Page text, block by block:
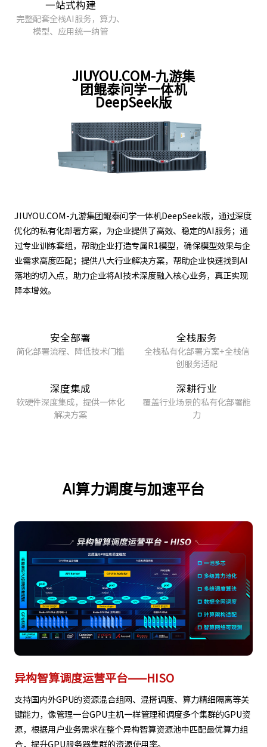
完整配套全栈AI服务，算力、
模型、应用统一纳管
团鲲泰问学一体机
DeepSeek版
优化的私有化部署方案，为企业提供了高效、稳定的AI服务；通
过专业训练套组，帮助企业打造专属R1模型，确保模型效果与企
业需求高度匹配；提供八大行业解决方案，帮助企业快速找到AI
落地的切入点，助力企业将AI技术深度融入核心业务，真正实现
降本增效。
简化部署流程、降低技术门槛
全栈私有化部署方案+全栈信
创服务适配
软硬件深度集成，提供一体化
解决方案
覆盖行业场景的私有化部署能
力
支持国内外GPU的资源混合组网、混搭调度、算力精细隔离等关
键能力，像管理一台GPU主机一样管理和调度多个集群的GPU资
源，根据用户业务需求在整个异构智算资源池中匹配最优算力组
合，提升GPU服务器集群的资源使用率。